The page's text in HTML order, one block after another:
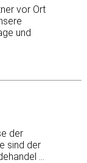
vor Ort
und
der
sind der
...